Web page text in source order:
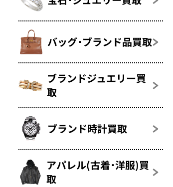
バッグ･ブランド品買取
ブランドジュエリー買
取
ブランド時計買取
アパレル(古着･洋服)買
取